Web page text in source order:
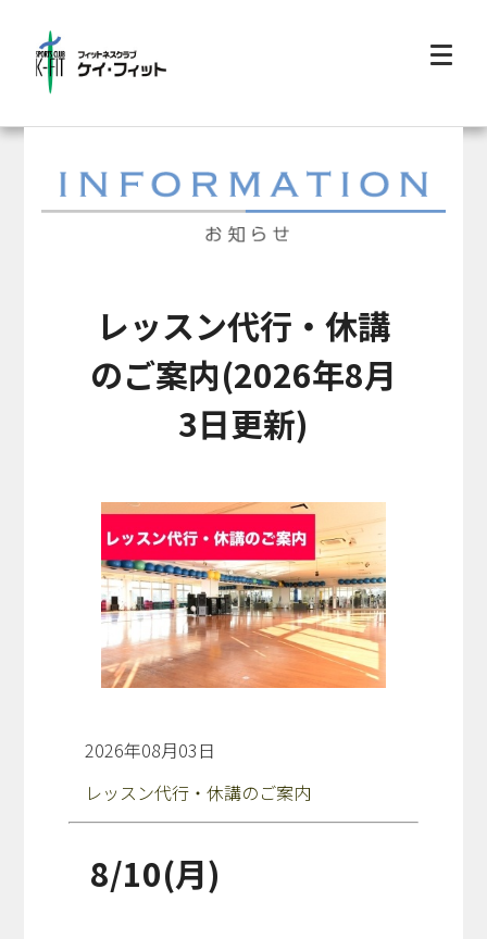
レッスン代行・休講
のご案内(2026年8月
3日更新)
2026年08月03日
レッスン代行・休講のご案内
8/10(月)